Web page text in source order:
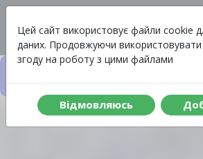
Цей сайт використовує файли cookie
даних. Продовжуючи використовувати
згоду на роботу з цими файлами
Вiдмовляюсь
Меню